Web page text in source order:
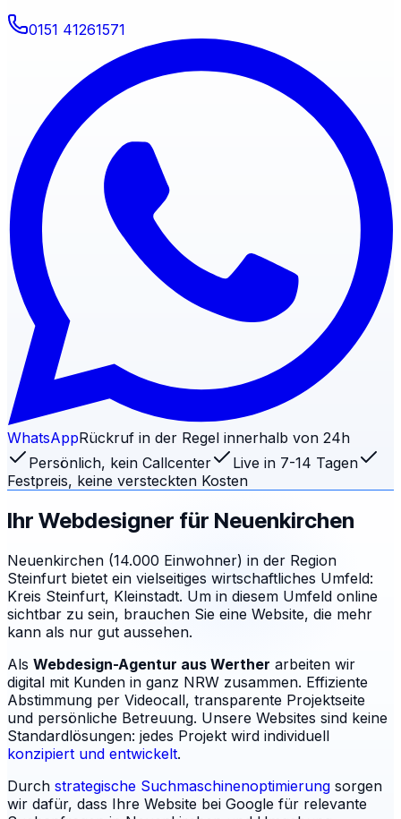
0151 41261571
WhatsAppRückruf in der Regel innerhalb von 24h
Persönlich, kein Callcenter
Live in 7-14 Tagen
Festpreis, keine versteckten Kosten
Ihr Webdesigner für Neuenkirchen
Neuenkirchen (14.000 Einwohner) in der Region
Steinfurt bietet ein vielseitiges wirtschaftliches Umfeld:
Kreis Steinfurt, Kleinstadt. Um in diesem Umfeld online
sichtbar zu sein, brauchen Sie eine Website, die mehr
kann als nur gut aussehen.
Als Webdesign-Agentur aus Werther arbeiten wir
digital mit Kunden in ganz NRW zusammen. Effiziente
Abstimmung per Videocall, transparente Projektseite
und persönliche Betreuung. Unsere Websites sind keine
Standardlösungen: jedes Projekt wird individuell
konzipiert und entwickelt.
Durch strategische Suchmaschinenoptimierung sorgen
wir dafür, dass Ihre Website bei Google für relevante